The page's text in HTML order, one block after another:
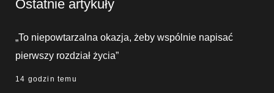
Ostatnie artykuły
„To niepowtarzalna okazja, żeby wspólnie napisać
pierwszy rozdział życia”
14 godzin temu